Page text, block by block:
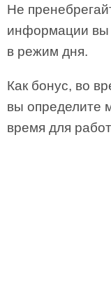
Не
информации вы
в режим дня.
Как бонус, во
вы определите
время для